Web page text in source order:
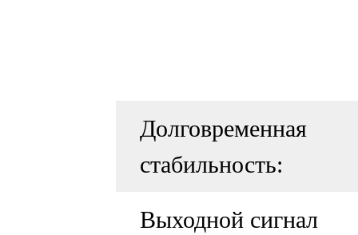
Долговременная
стабильность:
Выходной сигнал